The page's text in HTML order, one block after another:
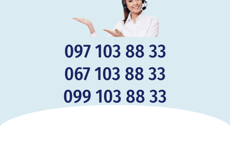
097 103 88 33
067 103 88 33
099 103 88 33